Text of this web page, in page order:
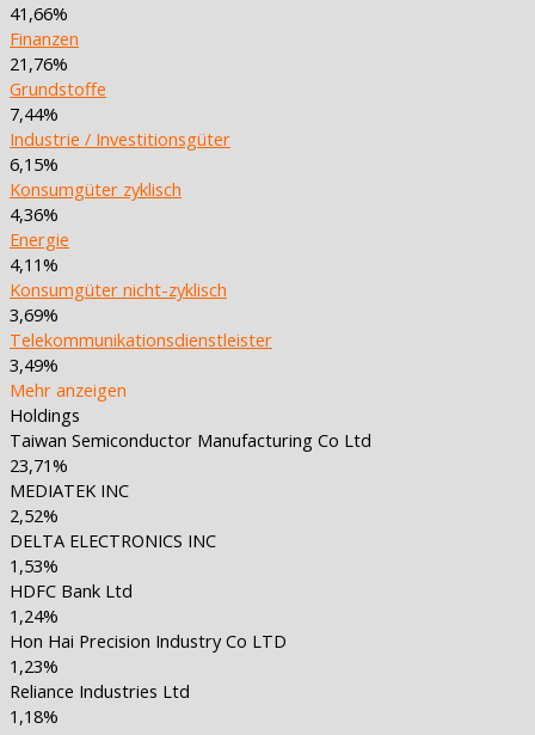
41,66%
Finanzen
21,76%
Grundstoffe
7,44%
Industrie / Investitionsgüter
6,15%
Konsumgüter zyklisch
4,36%
Energie
4,11%
Konsumgüter nicht-zyklisch
3,69%
Telekommunikationsdienstleister
3,49%
Mehr anzeigen
Holdings
Taiwan Semiconductor Manufacturing Co Ltd
23,71%
MEDIATEK INC
2,52%
DELTA ELECTRONICS INC
1,53%
HDFC Bank Ltd
1,24%
Hon Hai Precision Industry Co LTD
1,23%
Reliance Industries Ltd
1,18%